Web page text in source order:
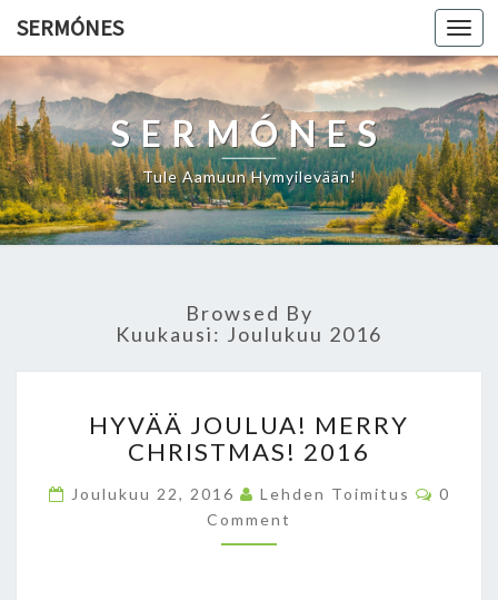
SERMÓNES
SERMÓNES
Tule Aamuun Hymyilevään!
Browsed By
Kuukausi: Joulukuu 2016
Y
V
Ä
J
O
HYVÄÄ JOULUA! MERRY
CHRISTMAS! 2016
Joulukuu 22, 2016 Lehden Toimitus
C
O
0
Comment